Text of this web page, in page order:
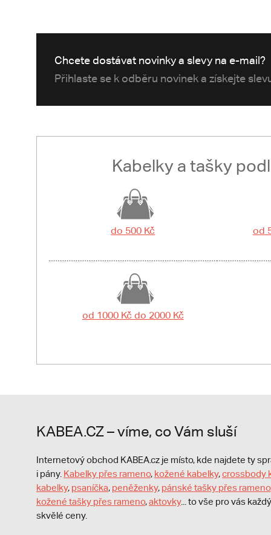
Chcete dostávat novinky a slevy na e-mail?
Přihlaste se k odběru novinek a získejte
Kabelky a tašky
do 500 Kč od
od 1000 Kč do 2000 Kč
KABEA.CZ – víme, co Vám sluší
Internetový obchod KABEA.cz je místo, kde najdete ty
i pány. Kabelky přes rameno, kožené kabelky,crossbody
kabelky, psaníčka, peněženky, pánské tašky přes rameno
kožené tašky přes rameno,aktovky... to vše pro vás
skvělé ceny.